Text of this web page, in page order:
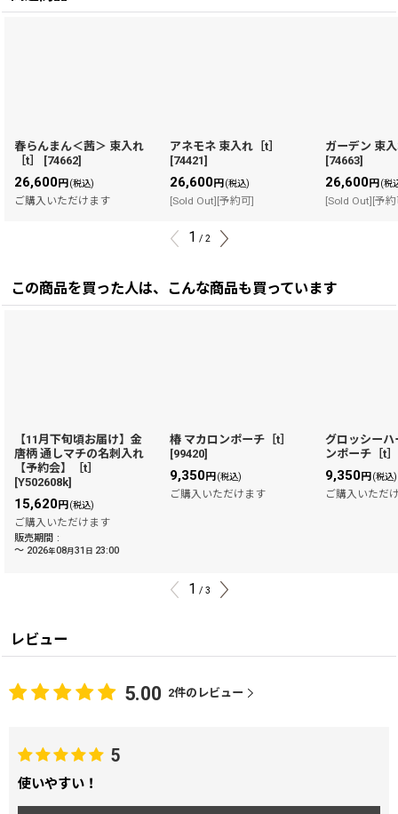
春らんまん＜茜＞ 束入れ
［t］
[74662]
26,600円(税込)
ご購入いただけます
アネモネ 束入れ［t］
[74421]
26,600円(税込)
[Sold Out][予約可]
ガーデン 束
[74663]
26,600円(税
[Sold Out][予
1 / 2
この商品を買った人は、こんな商品も買っています
【11月下旬頃お届け】金
唐柄 通しマチの名刺入れ
【予約会】［t］
[Y502608k]
15,620円(税込)
ご購入いただけます
販売期間 :
～ 2026年08月 31 日 23:00
椿 マカロンポーチ［t］
[99420]
9,350円(税込)
ご購入いただけます
グロッシー
ンポーチ［t］
9,350円(税込)
ご購入いただ
1 / 3
レビュー
5.00 2件のレビュー
5
使いやすい！